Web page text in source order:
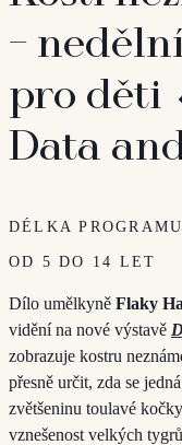
–⁠⁠⁠⁠⁠⁠
pro děti
Data
DÉLKA
OD 5 DO 14 LET
Dílo umělkyně Flaky
vidění na nové výstavě
zobrazuje kostru
přesně určit, zda se
zvětšeninu toulavé
vznešenost velkých